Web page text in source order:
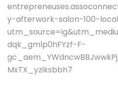
y-afterwork-salon-100-
dqk_gmlp0hFYzf-F-
MxTX_yziksbbh7